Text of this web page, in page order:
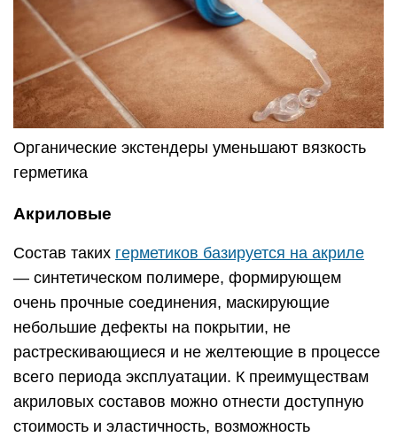
Органические экстендеры уменьшают вязкость
герметика
Акриловые
Состав таких герметиков базируется на акриле
— синтетическом полимере, формирующем
очень прочные соединения, маскирующие
небольшие дефекты на покрытии, не
растрескивающиеся и не желтеющие в процессе
всего периода эксплуатации. К преимуществам
акриловых составов можно отнести доступную
стоимость и эластичность, возможность